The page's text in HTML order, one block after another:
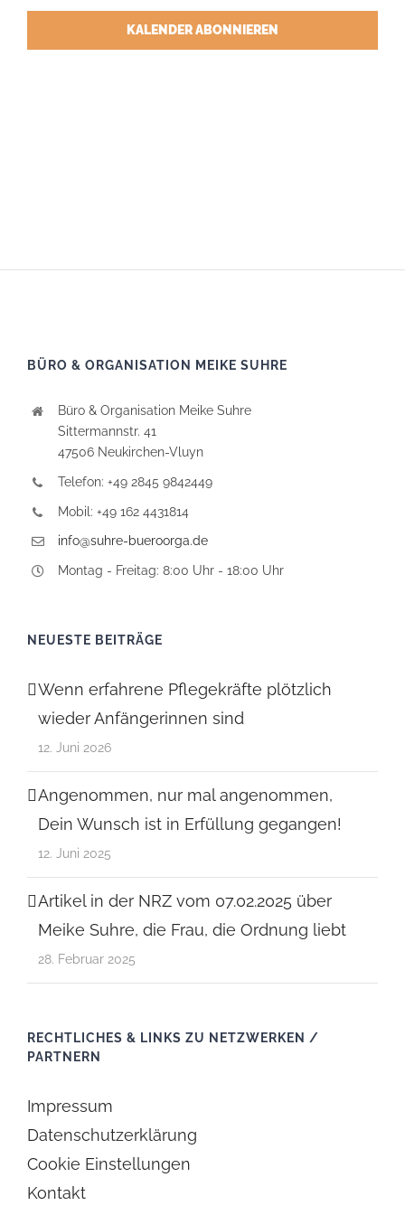
KALENDER ABONNIEREN
BÜRO & ORGANISATION MEIKE SUHRE
Büro & Organisation Meike Suhre
Sittermannstr. 41
47506 Neukirchen-Vluyn
Telefon: +49 2845 9842449
Mobil: +49 162 4431814
info@suhre-bueroorga.de
Montag - Freitag: 8:00 Uhr - 18:00 Uhr
NEUESTE BEITRÄGE
Wenn erfahrene Pflegekräfte plötzlich
wieder Anfängerinnen sind
12. Juni 2026
Angenommen, nur mal angenommen,
Dein Wunsch ist in Erfüllung gegangen!
12. Juni 2025
Artikel in der NRZ vom 07.02.2025 über
Meike Suhre, die Frau, die Ordnung liebt
28. Februar 2025
RECHTLICHES & LINKS ZU NETZWERKEN /
PARTNERN
Impressum
Datenschutzerklärung
Cookie Einstellungen
Kontakt